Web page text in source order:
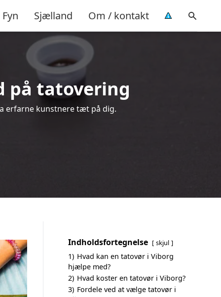
Fyn Sjælland Om / kontakt
på tatovering
erfarne kunstnere tæt på dig.
Indholdsfortegnelse skjul
1) Hvad kan en tatovør i Viborg
hjælpe med?
2) Hvad koster en tatovør i Viborg?
3) Fordele ved at vælge tatovør i